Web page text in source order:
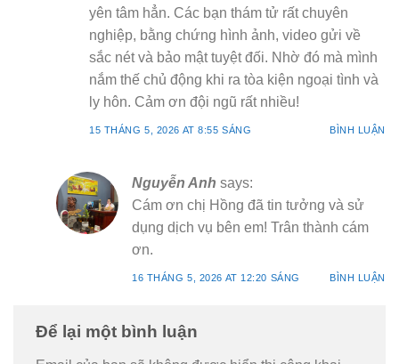
yên tâm hẳn. Các bạn thám tử rất chuyên
nghiệp, bằng chứng hình ảnh, video gửi về
sắc nét và bảo mật tuyệt đối. Nhờ đó mà mình
nắm thế chủ động khi ra tòa kiện ngoại tình và
ly hôn. Cảm ơn đội ngũ rất nhiều!
15 THÁNG 5, 2026 AT 8:55 SÁNG BÌNH LUẬN
Nguyễn Anh says:
Cám ơn chị Hồng đã tin tưởng và sử
dụng dịch vụ bên em! Trân thành cám
ơn.
16 THÁNG 5, 2026 AT 12:20 SÁNG BÌNH LUẬN
Để lại một bình luận